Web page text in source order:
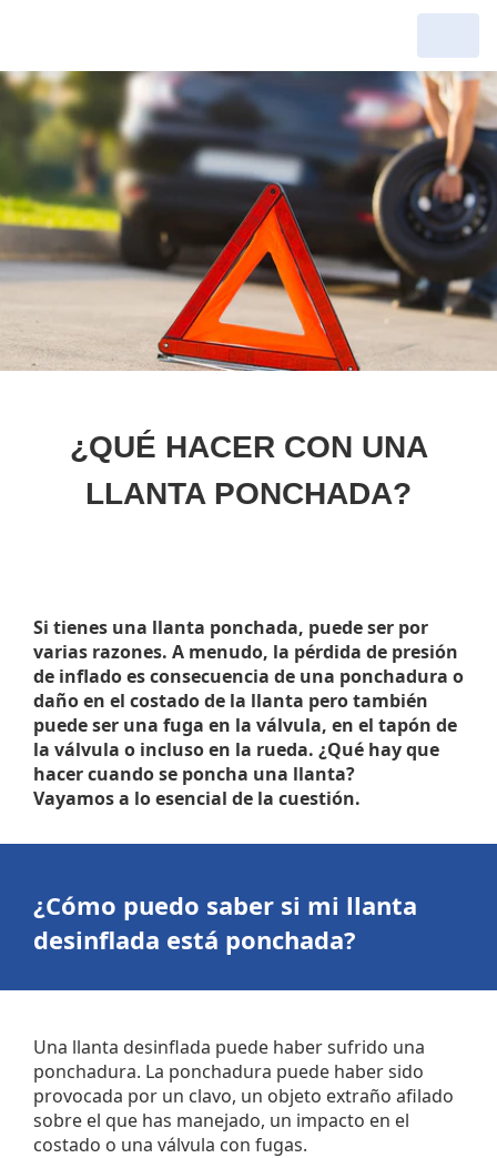
¿QUÉ HACER CON UNA
LLANTA PONCHADA?
Si tienes una llanta ponchada, puede ser por
varias razones. A menudo, la pérdida de presión
de inflado es consecuencia de una ponchadura o
daño en el costado de la llanta pero también
puede ser una fuga en la válvula, en el tapón de
la válvula o incluso en la rueda. ¿Qué hay que
hacer cuando se poncha una llanta?
Vayamos a lo esencial de la cuestión.
¿Cómo puedo saber si mi llanta
desinflada está ponchada?
Una llanta desinflada puede haber sufrido una
ponchadura. La ponchadura puede haber sido
provocada por un clavo, un objeto extraño afilado
sobre el que has manejado, un impacto en el
costado o una válvula con fugas.